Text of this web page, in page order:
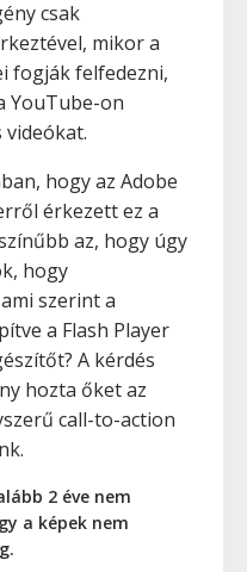
csak
mikor a
fogják felfedezni,
YouTube-on
videókat.
hogy az Adobe
érkezett ez a
az, hogy úgy
hogy
szerint a
a Flash Player
A kérdés
hozta őket az
call-to-action
2 éve nem
a képek nem